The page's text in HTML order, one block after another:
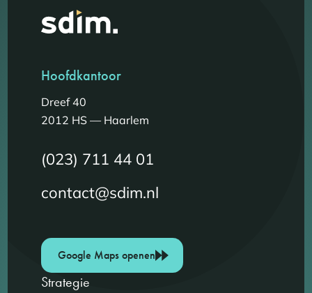
Hoofdkantoor
Dreef 40
2012 HS — Haarlem
(023) 711 44 01
contact@sdim.nl
Google Maps openen
Strategie